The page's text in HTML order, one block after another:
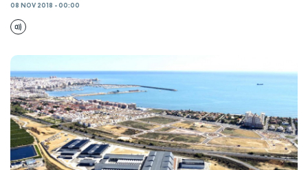
08 NOV 2018 - 00:00